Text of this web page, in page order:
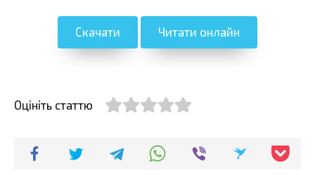
Скачати Читати онлайн
Оцініть статтю